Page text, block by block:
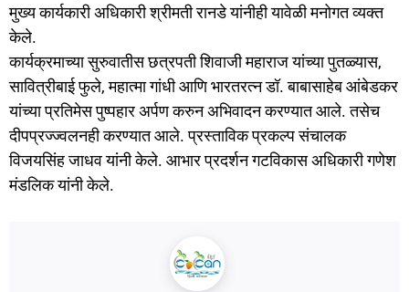
मुख्य कार्यकारी अधिकारी श्रीमती रानडे यांनीही यावेळी मनोगत व्यक्त
केले.
कार्यक्रमाच्या सुरुवातीस छत्रपती शिवाजी महाराज यांच्या पुतळ्यास,
सावित्रीबाई फुले, महात्मा गांधी आणि भारतरत्न डॉ. बाबासाहेब आंबेडकर
यांच्या प्रतिमेस पुष्पहार अर्पण करुन अभिवादन करण्यात आले. तसेच
दीपप्रज्ज्वलनही करण्यात आले. प्रस्ताविक प्रकल्प संचालक
विजयसिंह जाधव यांनी केले. आभार प्रदर्शन गटविकास अधिकारी गणेश
मंडलिक यांनी केले.